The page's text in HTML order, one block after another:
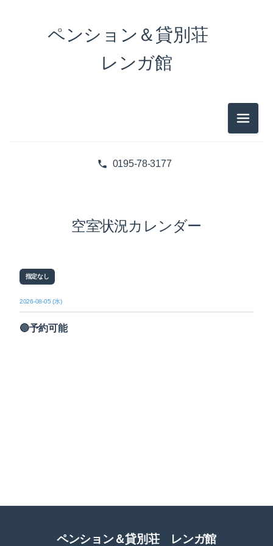
0195-78-3177
ペンション＆貸別荘
レンガ館
メニュ
空室状況カレンダー
指定なし
2026-08-05 (水)
🔵予約可能
ペンション＆貸別荘 レンガ館